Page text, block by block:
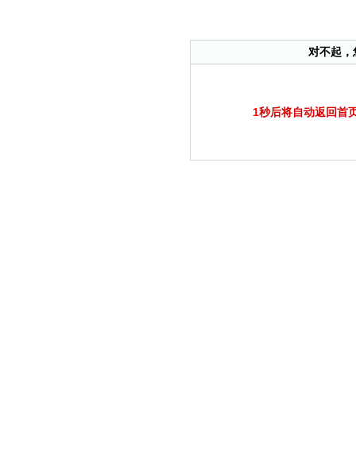
对不起
1秒后将自动返回首